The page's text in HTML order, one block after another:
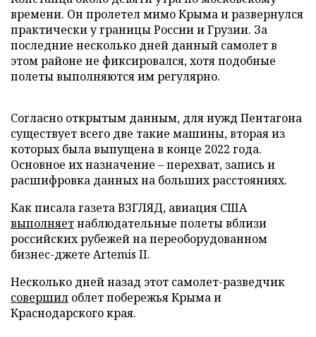
времени. Он пролетел мимо Крыма и развернулся
практически у границы России и Грузии. За
последние несколько дней данный самолет в
этом районе не фиксировался, хотя подобные
полеты выполняются им регулярно.
Согласно открытым данным, для нужд Пентагона
существует всего две такие машины, вторая из
которых была выпущена в конце 2022 года.
Основное их назначение – перехват, запись и
расшифровка данных на больших расстояниях.
Как писала газета ВЗГЛЯД, авиация США
выполняетнаблюдательные полеты вблизи
российских рубежей на переоборудованном
бизнес-джете Artemis II.
Несколько дней назад этот самолет-разведчик
совершил облет побережья Крыма и
Краснодарского края.